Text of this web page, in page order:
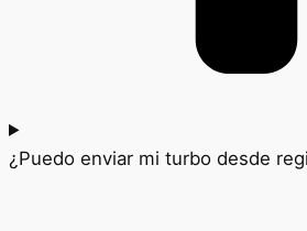
¿Puedo enviar mi turbo desde